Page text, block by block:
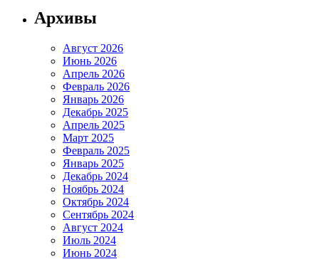
Архивы
Август 2026
Июнь 2026
Апрель 2026
Февраль 2026
Январь 2026
Декабрь 2025
Апрель 2025
Март 2025
Февраль 2025
Январь 2025
Декабрь 2024
Ноябрь 2024
Октябрь 2024
Сентябрь 2024
Август 2024
Июль 2024
Июнь 2024